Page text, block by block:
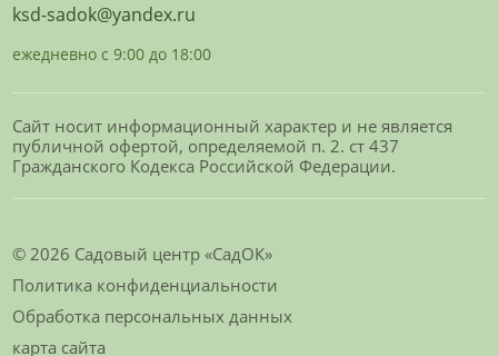
ksd-sadok@yandex.ru
ежедневно с 9:00 до 18:00
Сайт носит информационный характер и не является
публичной офертой, определяемой п. 2. ст 437
Гражданского Кодекса Российской Федерации.
© 2026 Садовый центр «СадОК»
Политика конфиденциальности
Обработка персональных данных
карта сайта